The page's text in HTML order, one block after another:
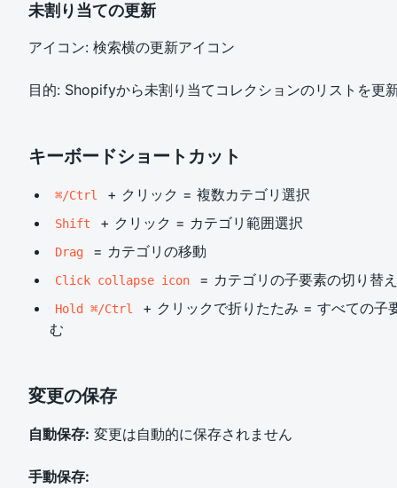
未割り当ての更新
アイコン: 検索横の更新アイコン
目的: Shopifyから未割り当てコレクションのリストを更
キーボードショートカット
⌘/Ctrl + クリック = 複数カテゴリ選択
Shift + クリック = カテゴリ範囲選択
Drag = カテゴリの移動
Click collapse icon = カテゴリの子要素の切り替え
Hold ⌘/Ctrl
+ クリックで折りたたみ = すべての子
む
変更の保存
自動保存: 変更は自動的に保存されません
手動保存: